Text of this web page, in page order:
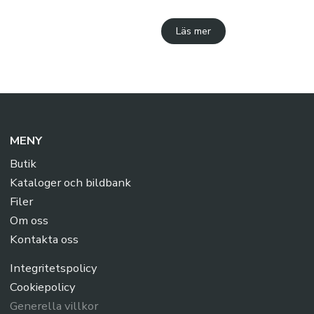
Läs mer
MENY
Butik
Kataloger och bildbank
Filer
Om oss
Kontakta oss
Integritetspolicy
Cookiepolicy
Generella villkor